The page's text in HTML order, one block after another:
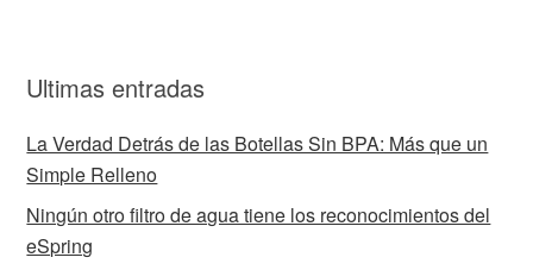
Ultimas entradas
La Verdad Detrás de las Botellas Sin BPA: Más que un
Simple Relleno
Ningún otro filtro de agua tiene los reconocimientos del
eSpring